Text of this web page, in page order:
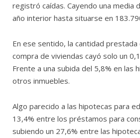
registró caídas. Cayendo una media
año interior hasta situarse en
En ese sentido, la cantidad
compra de viviendas cayó solo un
Frente a una subida del 5,8% en las
otros inmuebles.
Algo parecido a las hipotecas para
13,4% entre los préstamos para
subiendo un 27,6% entre las